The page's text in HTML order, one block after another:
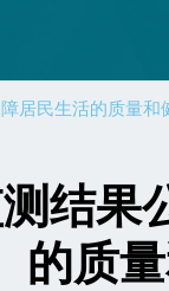
居民生活的质量和
结果
的质